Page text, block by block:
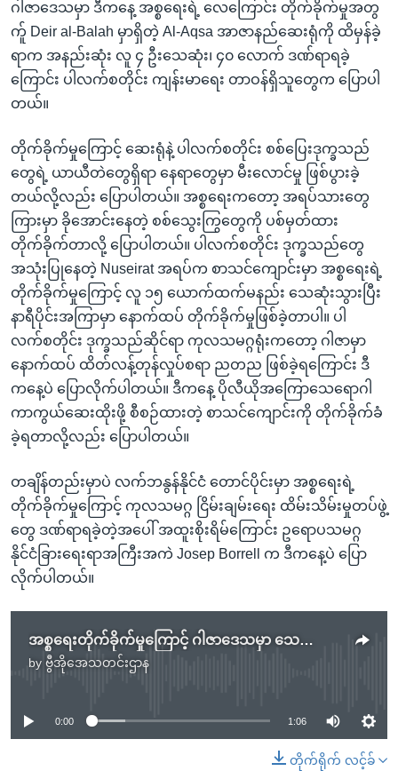
နေရာ
သို့
ကျော်
ရန်
ဂါဇာဒေသမှာ ဒီကနေ့ အစ္စရေးရဲ့ လေကြောင်း တိုက်ခိုက်မှုအတွ
က်ူ Deir al-Balah မှာရှိတဲ့ Al-Aqsa အာဇာနည်ဆေးရုံကို ထိမှန်ခဲ့
ရာက အနည်းဆုံး လူ ၄ ဦးသေဆုံး၊ ၄၀ လောက် ဒဏ်ရာရခဲ့
ကြောင်း ပါလက်စတိုင်း ကျန်းမာရေး တာဝန်ရှိသူတွေက ပြောပါ
တယ်။
တိုက်ခိုက်မှုကြောင့် ဆေးရုံနဲ့ ပါလက်စတိုင်း စစ်ပြေးဒုက္ခသည်
တွေရဲ့ ယာယီတဲတွေရှိရာ နေရာတွေမှာ မီးလောင်မှု ဖြစ်ပွားခဲ့
တယ်လို့လည်း ပြောပါတယ်။ အစ္စရေးကတော့ အရပ်သားတွေ
ကြားမှာ ခိုအောင်းနေတဲ့ စစ်သွေးကြွတွေကို ပစ်မှတ်ထား
တိုက်ခိုက်တာလို့ ပြောပါတယ်။ ပါလက်စတိုင်း ဒုက္ခသည်တွေ
အသုံးပြုနေတဲ့ Nuseirat အရပ်က စာသင်ကျောင်းမှာ အစ္စရေးရဲ့
တိုက်ခိုက်မှုကြောင့် လူ ၁၅ ယောက်ထက်မနည်း သေဆုံးသွားပြီး
နာရီပိုင်းအကြာမှာ နောက်ထပ် တိုက်ခိုက်မှုဖြစ်ခဲ့တာပါ။ ပါ
လက်စတိုင်း ဒုက္ခသည်ဆိုင်ရာ ကုလသမဂ္ဂရုံးကတော့ ဂါဇာမှာ
နောက်ထပ် ထိတ်လန့်တုန်လှုပ်စရာ ညတည ဖြစ်ခဲ့ရကြောင်း ဒီ
ကနေ့ပဲ ပြောလိုက်ပါတယ်။ ဒီကနေ့ ပိုလီယိုအကြောသေရောဂါ
ကာကွယ်ဆေးထိုးဖို့ စီစဉ်ထားတဲ့ စာသင်ကျောင်းကို တိုက်ခိုက်ခံ
ခဲ့ရတာလို့လည်း ပြောပါတယ်။
တချိန်တည်းမှာပဲ လက်ဘနွန်နိုင်ငံ တောင်ပိုင်းမှာ အစ္စရေးရဲ့
တိုက်ခိုက်မှုကြောင့် ကုလသမဂ္ဂ ငြိမ်းချမ်းရေး ထိမ်းသိမ်းမှုတပ်ဖွဲ့
တွေ ဒဏ်ရာရခဲ့တဲ့အပေါ် အထူးစိုးရိမ်ကြောင်း ဥရောပသမဂ္ဂ
နိုင်ငံခြားရေးရာအကြီးအကဲ Josep Borrell က ဒီကနေ့ပဲ ပြော
လိုက်ပါတယ်။
အစ္စရေးတိုက်ခိုက်မှုကြောင့် ဂါဇာဒေသမှာ သေကျေထိခိုက်
by ဗွီအိုအေသတင်းဌာန
No media source currently available
0:00 1:06
တိုက်ရိုက် လင့်ခ်